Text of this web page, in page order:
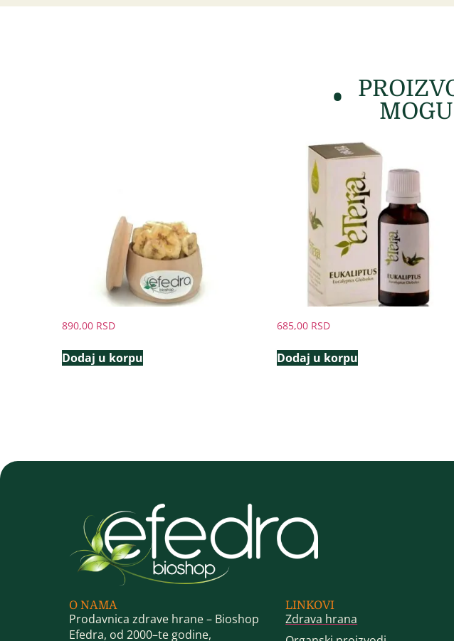
890,00 RSD
Dodaj u korpu
685,00 RSD
Dodaj u korpu
O NAMA
Prodavnica zdrave hrane – Bioshop
Efedra, od 2000–te godine,
LINKOVI
Zdrava hrana